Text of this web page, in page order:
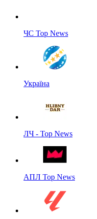
ЧС Top News
Україна
ЛЧ - Top News
АПЛ Top News